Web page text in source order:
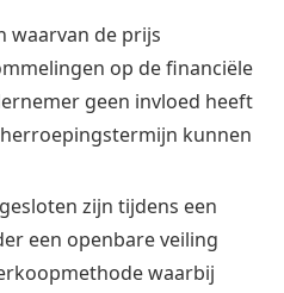
waarvan de prijs
op de financiële
geen invloed heeft
kunnen
zijn tijdens een
een openbare veiling
waarbij